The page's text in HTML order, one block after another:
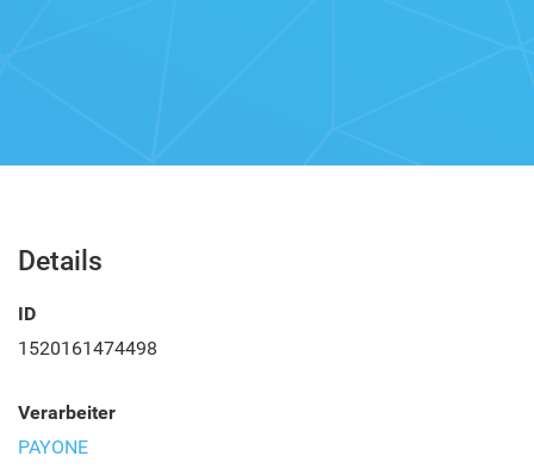
Details
ID
1520161474498
Verarbeiter
PAYONE